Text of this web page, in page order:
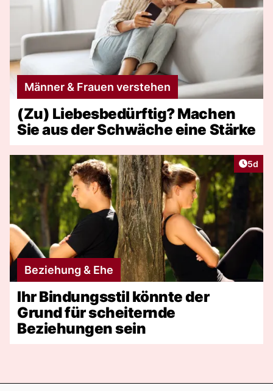
Männer & Frauen verstehen
(Zu) Liebesbedürftig? Machen
Sie aus der Schwäche eine Stärke
5d
Beziehung & Ehe
Ihr Bindungsstil könnte der
Grund für scheiternde
Beziehungen sein